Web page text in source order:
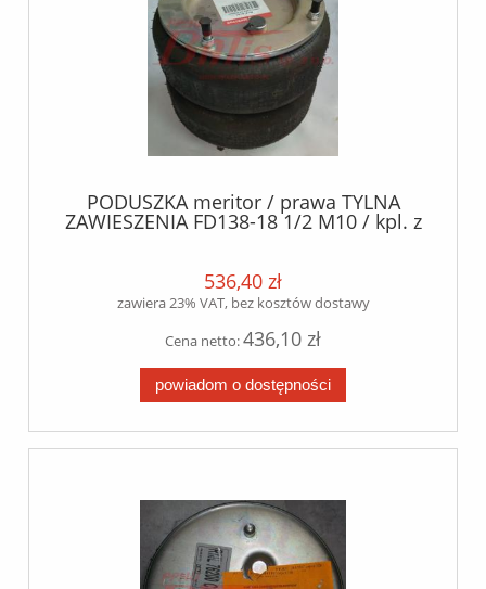
PODUSZKA meritor / prawa TYLNA
ZAWIESZENIA FD138-18 1/2 M10 / kpl. z
okuciami / otwór z wlotem w górnej
536,40 zł
zawiera 23% VAT, bez kosztów dostawy
Cena netto:436,10 zł
powiadom o dostępności